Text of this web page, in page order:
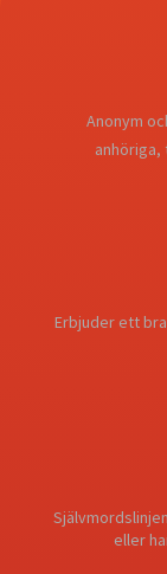
Anonym
Erbjuder ett
eller